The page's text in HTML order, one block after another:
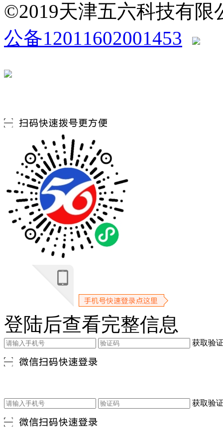
©2019天津五六科技有
公备12011602001453
登陆后查看完整信息
获取验
获取验